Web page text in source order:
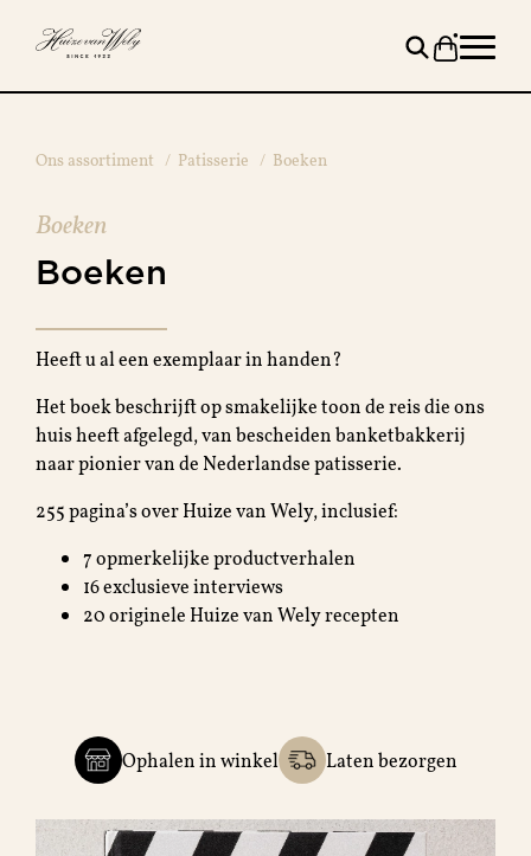
Ons assortiment / Patisserie / Boeken
Boeken
Boeken
Heeft u al een exemplaar in handen?
Het boek beschrijft op smakelijke toon de reis die ons
huis heeft afgelegd, van bescheiden banketbakkerij
naar pionier van de Nederlandse patisserie.
255 pagina’s over Huize van Wely, inclusief:
7 opmerkelijke productverhalen
16 exclusieve interviews
20 originele Huize van Wely recepten
Ophalen in winkel Laten bezorgen